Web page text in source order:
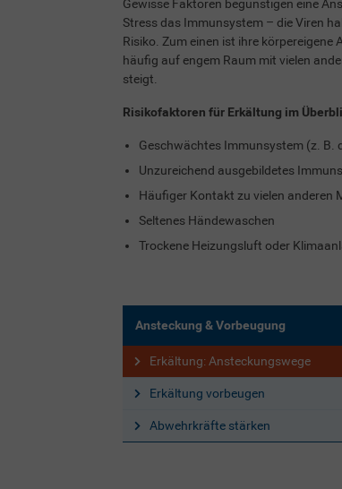
Gewisse Faktoren begünstigen eine
Stress das Immunsystem – die Viren
Risiko. Zum einen ist ihre
häufig auf engem Raum mit vielen
steigt.
Risikofaktoren für Erkältung im
Geschwächtes Immunsystem (z. B.
Unzureichend ausgebildetes
Häufiger Kontakt zu vielen anderen
Seltenes Händewaschen
Trockene Heizungsluft oder
Ansteckung & Vorbeugung
Erkältung: Ansteckungswege
Erkältung vorbeugen
Abwehrkräfte stärken